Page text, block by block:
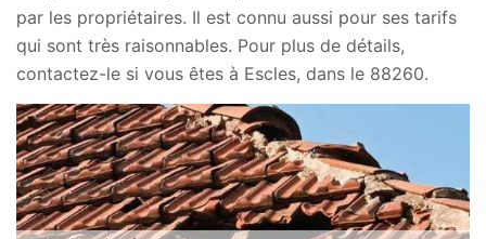
par les propriétaires. Il est connu aussi pour ses tarifs
qui sont très raisonnables. Pour plus de détails,
contactez-le si vous êtes à Escles, dans le 88260.